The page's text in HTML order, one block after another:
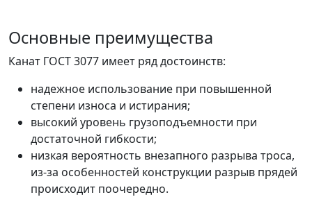
Основные преимущества
Канат ГОСТ 3077 имеет ряд достоинств:
надежное использование при повышенной
степени износа и истирания;
высокий уровень грузоподъемности при
достаточной гибкости;
низкая вероятность внезапного разрыва троса,
из-за особенностей конструкции разрыв прядей
происходит поочередно.